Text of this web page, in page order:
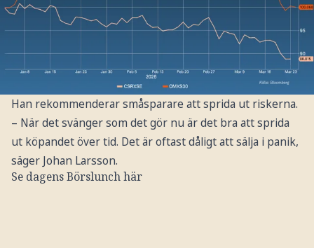
Han rekommenderar småsparare att sprida ut riskerna.
– När det svänger som det gör nu är det bra att sprida
ut köpandet över tid. Det är oftast dåligt att sälja i panik,
säger Johan Larsson.
Se dagens Börslunch här